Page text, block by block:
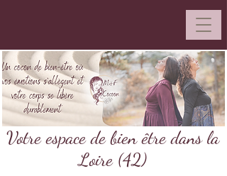
Votre espace de bien être dans la
Loire (42)